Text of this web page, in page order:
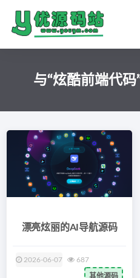
与“炫酷前端代
漂亮炫丽的AI导航源码
2026-06-07 687
其他源码